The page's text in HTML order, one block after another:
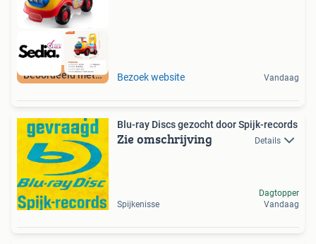
Beoordeeld met 9+ Bezoek website Vandaag
Blu-ray Discs gezocht door Spijk-records
Zie omschrijving Details
Spijkenisse
Dagtopper
Vandaag